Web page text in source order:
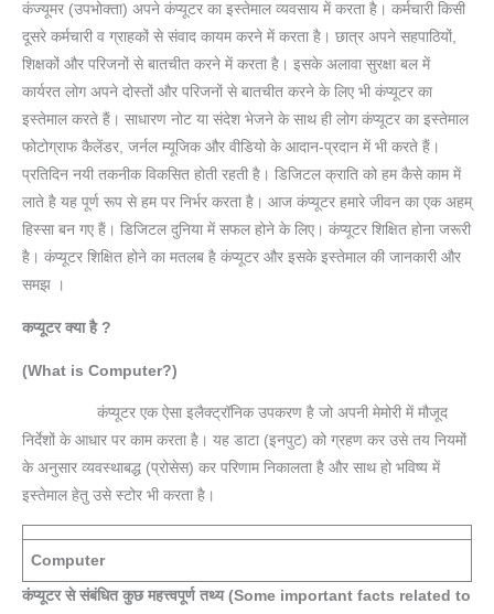
कंज्यूमर (उपभोक्ता) अपने कंप्यूटर का इस्तेमाल व्यवसाय में करता है। कर्मचारी किसी
दूसरे कर्मचारी व ग्राहकों से संवाद कायम करने में करता है। छात्र अपने सहपाठियों,
शिक्षकों और परिजनों से बातचीत करने में करता है। इसके अलावा सुरक्षा बल में
कार्यरत लोग अपने दोस्तों और परिजनों से बातचीत करने के लिए भी कंप्यूटर का
इस्तेमाल करते हैं। साधारण नोट या संदेश भेजने के साथ ही लोग कंप्यूटर का इस्तेमाल
फोटोग्राफ कैलेंडर, जर्नल म्यूजिक और वीडियो के आदान-प्रदान में भी करते हैं।
प्रतिदिन नयी तकनीक विकसित होती रहती है। डिजिटल क्राति को हम कैसे काम में
लाते है यह पूर्ण रूप से हम पर निर्भर करता है। आज कंप्यूटर हमारे जीवन का एक अहम्
हिस्सा बन गए हैं। डिजिटल दुनिया में सफल होने के लिए। कंप्यूटर शिक्षित होना जरूरी
है। कंप्यूटर शिक्षित होने का मतलब है कंप्यूटर और इसके इस्तेमाल की जानकारी और
समझ ।
कप्यूटर क्या है ?
(What is Computer?)
कंप्यूटर एक ऐसा इलैक्ट्रॉनिक उपकरण है जो अपनी मेमोरी में मौजूद
निर्देशों के आधार पर काम करता है। यह डाटा (इनपुट) को ग्रहण कर उसे तय नियमों
के अनुसार व्यवस्थाबद्ध (प्रोसेस) कर परिणाम निकालता है और साथ हो भविष्य में
इस्तेमाल हेतु उसे स्टोर भी करता है।
Computer
कंप्यूटर से संबंधित कुछ महत्त्वपूर्ण तथ्य (Some important facts related to